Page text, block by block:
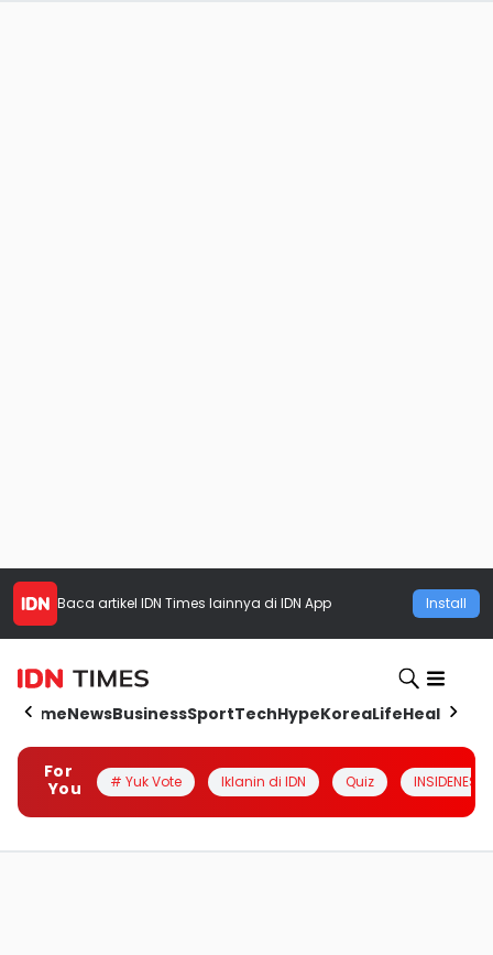
Baca artikel IDN Times lainnya di IDN App Install
HomeNewsBusinessSportTechHypeKoreaLifeHealth
For
You
# Yuk Vote Iklanin di IDN Quiz INSIDENESIA